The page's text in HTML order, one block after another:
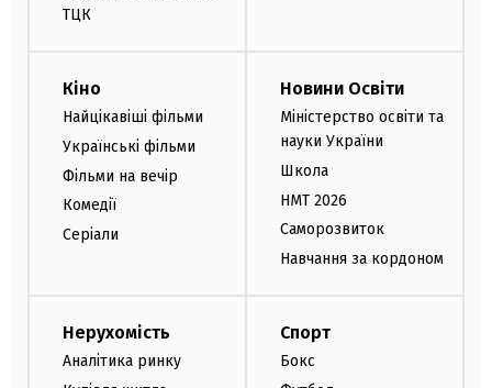
ТЦК
Кіно
Найцікавіші фільми
Українські фільми
Фільми на вечір
Комедії
Серіали
Новини Освіти
Міністерство освіти та
науки України
Школа
НМТ 2026
Саморозвиток
Навчання за кордоном
Нерухомість
Аналітика ринку
Спорт
Бокс